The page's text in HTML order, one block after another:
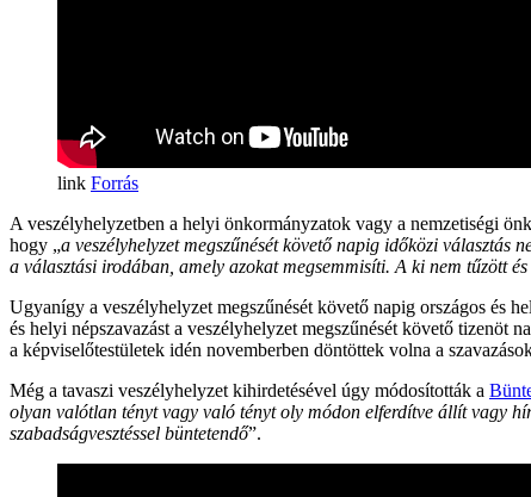
Forrás
A veszélyhelyzetben a helyi önkormányzatok vagy a nemzetiségi
hogy „a veszélyhelyzet megszűnését követő napig időközi
a választási irodában, amely azokat megsemmisíti. A ki nem tűzött
Ugyanígy a veszélyhelyzet megszűnését követő napig országos és
és helyi népszavazást a veszélyhelyzet megszűnését követő
a képviselőtestületek idén novemberben döntöttek volna a
Még a tavaszi veszélyhelyzet kihirdetésével úgy módosították a
olyan valótlan tényt vagy való tényt oly módon elferdítve állít vagy
szabadságvesztéssel büntetendő”.